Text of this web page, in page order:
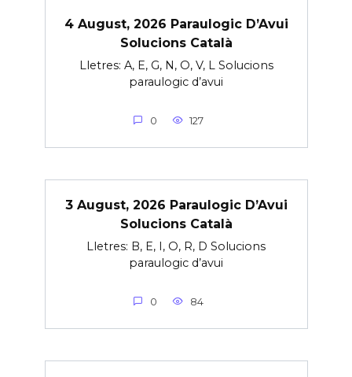
4 August, 2026 Paraulogic D’Avui
Solucions Català
Lletres: A, E, G, N, O, V, L Solucions
paraulogic d’avui
0 127
3 August, 2026 Paraulogic D’Avui
Solucions Català
Lletres: B, E, I, O, R, D Solucions
paraulogic d’avui
0 84